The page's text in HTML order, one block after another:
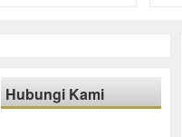
Hubungi Kami